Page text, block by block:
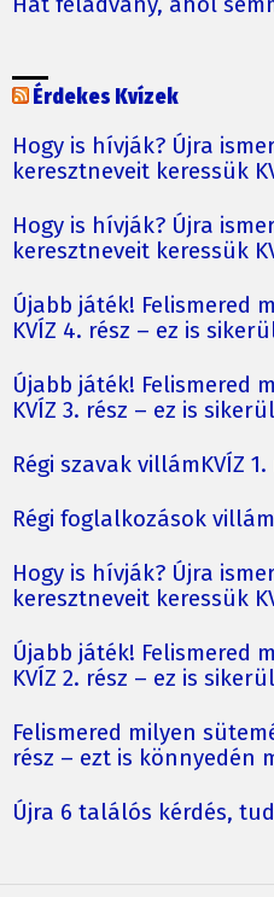
Érdekes Kvízek
Hogy is hívják? Újra
keresztneveit keressük
Hogy is hívják? Újra
keresztneveit keressük
Újabb játék! Felismered
KVÍZ 4. rész – ez is
Újabb játék! Felismered
KVÍZ 3. rész – ez is
Régi szavak villámKVÍZ 1.
Régi foglalkozások
Hogy is hívják? Újra
keresztneveit keressük
Újabb játék! Felismered
KVÍZ 2. rész – ez is
Felismered milyen
rész – ezt is könnyedén
Újra 6 találós kérdés,